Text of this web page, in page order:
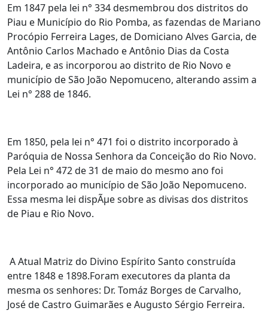
Em 1847 pela lei n° 334 desmembrou dos distritos do
Piau e Município do Rio Pomba, as fazendas de Mariano
Procópio Ferreira Lages, de Domiciano Alves Garcia, de
Antônio Carlos Machado e Antônio Dias da Costa
Ladeira, e as incorporou ao distrito de Rio Novo e
município de São João Nepomuceno, alterando assim a
Lei n° 288 de 1846.
Em 1850, pela lei n° 471 foi o distrito incorporado à
Paróquia de Nossa Senhora da Conceição do Rio Novo.
Pela Lei n° 472 de 31 de maio do mesmo ano foi
incorporado ao município de São João Nepomuceno.
Essa mesma lei dispÃµe sobre as divisas dos distritos
de Piau e Rio Novo.
A Atual Matriz do Divino Espírito Santo construída
entre 1848 e 1898.Foram executores da planta da
mesma os senhores: Dr. Tomáz Borges de Carvalho,
José de Castro Guimarães e Augusto Sérgio Ferreira.